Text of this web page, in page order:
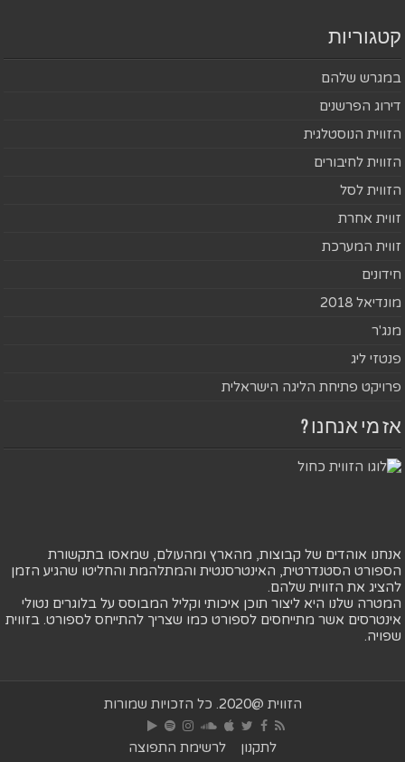
קטגוריות
במגרש שלהם
דירוג הפרשנים
הזווית הנוסטלגית
הזווית לחיבורים
הזווית לסל
זווית אחרת
זווית המערכת
חידונים
מונדיאל 2018
מנג'ר
פנטזי ליג
פרויקט פתיחת הליגה הישראלית
אז מי אנחנו ?
אנחנו אוהדים של קבוצות, מהארץ ומהעולם, שמאסו בתקשורת
הספורט הסטנדרטית, האינטרסנטית והמתלהמת והחליטו שהגיע הזמן
להציג את הזווית שלהם.
המטרה שלנו היא ליצור תוכן איכותי וקליל המבוסס על בלוגרים נטולי
אינטרסים אשר מתייחסים לספורט כמו שצריך להתייחס לספורט. בזווית
שפויה.
הזווית @2020. כל הזכויות שמורות
לתקנון לרשימת התפוצה